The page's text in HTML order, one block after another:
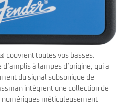
couvrent toutes vos basses.
d’amplis à lampes d’origine, qui a
du signal subsonique de
intègrent une collection de
numériques méticuleusement